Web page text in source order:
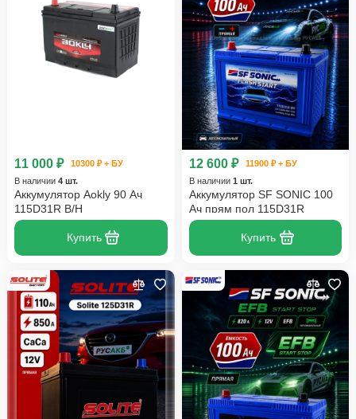
11 000 ₽
10300 ₽ + БУ
В наличии 4 шт.
Аккумулятор Aokly 90 Ач
115D31R B/H
Купить
12 600 ₽
11900 ₽ + БУ
В наличии 1 шт.
Аккумулятор SF SONIC 100
Ач прям пол 115D31R
Купить